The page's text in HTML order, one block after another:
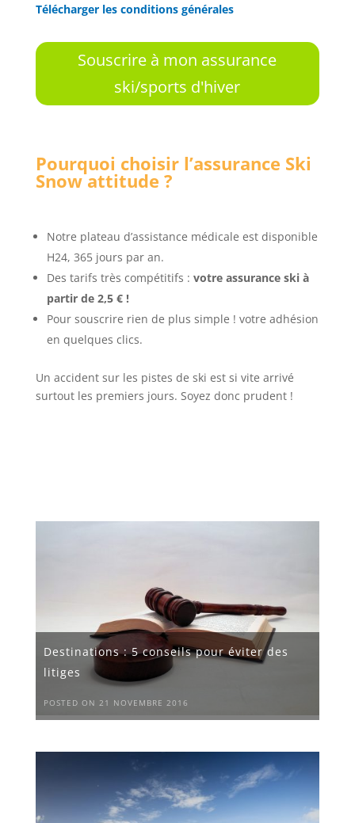
Télécharger les conditions générales
Souscrire à mon assurance
ski/sports d'hiver
Pourquoi choisir l’assurance Ski
Snow attitude ?
Notre plateau d’assistance médicale est disponible
H24, 365 jours par an.
Des tarifs très compétitifs : votre assurance ski à
partir de 2,5 € !
Pour souscrire rien de plus simple ! votre adhésion
en quelques clics.
Un accident sur les pistes de ski est si vite arrivé
surtout les premiers jours. Soyez donc prudent !
Destinations : 5 conseils pour éviter des
litiges
POSTED ON 21 NOVEMBRE 2016